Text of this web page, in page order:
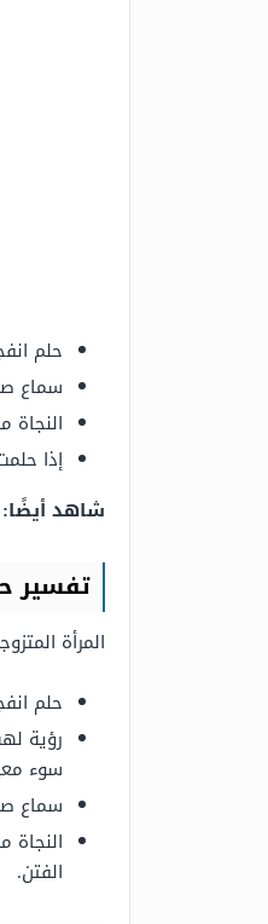
حلم
سماع
إذا
شاهد أيضًا:
تفسير
المرأة
حلم
رؤية
سوء
سماع
الفتن.